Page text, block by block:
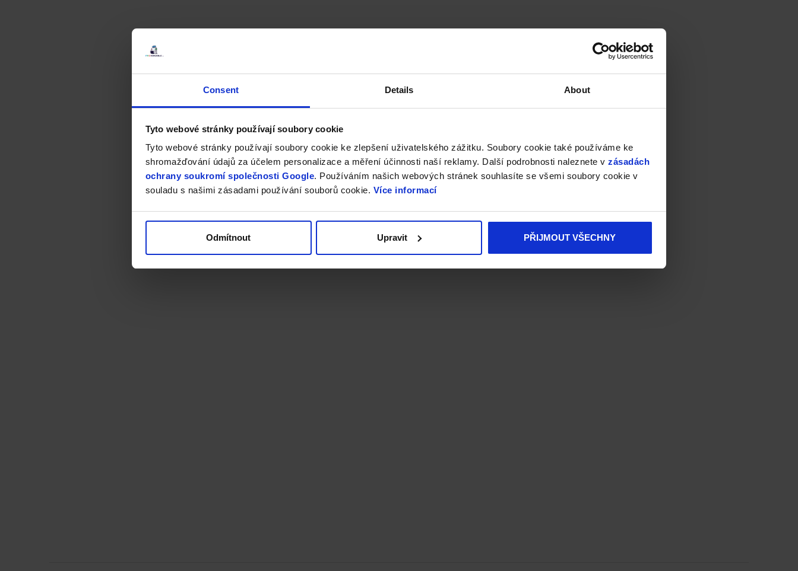
Consent Details About
Tyto webové stránky používají soubory cookie
Tyto webové stránky používají soubory cookie ke zlepšení uživatelského zážitku. Soubory cookie také používáme ke
shromažďování údajů za účelem personalizace a měření účinnosti naší reklamy. Další podrobnosti naleznete v zásadách
ochrany soukromí společnosti Google. Používáním našich webových stránek souhlasíte se všemi soubory cookie v
souladu s našimi zásadami používání souborů cookie. Více informací
Odmítnout Upravit PŘIJMOUT VŠECHNY